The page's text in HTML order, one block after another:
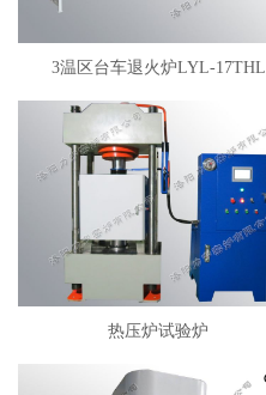
3温区台车退火炉LYL-17THL
热压炉试验炉